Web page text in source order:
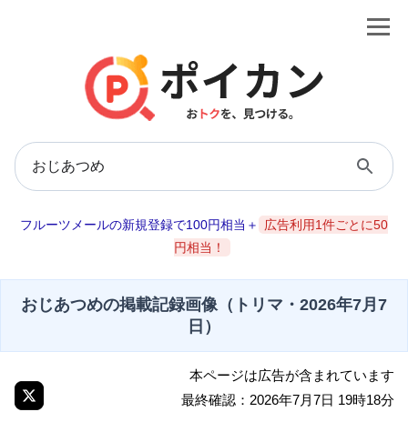
フルーツメールの新規登録で100円相当＋
広告利用1件ごとに50
円相当！
おじあつめの掲載記録画像（トリマ・2026年7月7
日）
本ページは広告が含まれています
最終確認：2026年7月7日 19時18分